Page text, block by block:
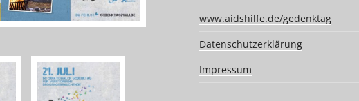
www.aidshilfe.de/gedenktag
Datenschutzerklärung
Impressum